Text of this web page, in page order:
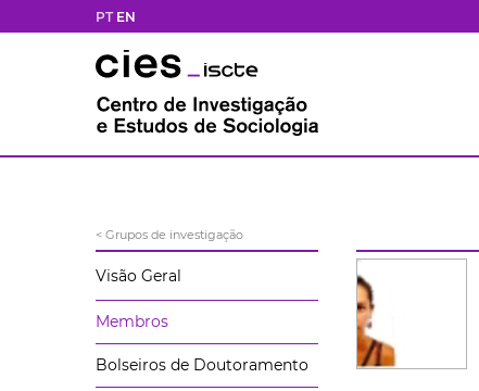
PT EN
< Grupos de investigação
Visão Geral
Membros
Bolseiros de Doutoramento